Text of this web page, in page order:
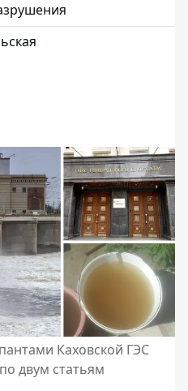
Каховской ГЭС
двум статьям